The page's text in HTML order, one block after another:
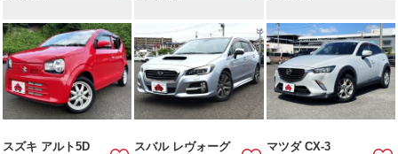
スズキ アルト5D
スバル レヴォーグ
マツダ CX-3